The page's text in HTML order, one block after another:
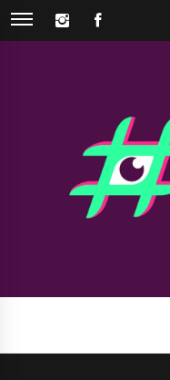
Skip
INSTAGRAM